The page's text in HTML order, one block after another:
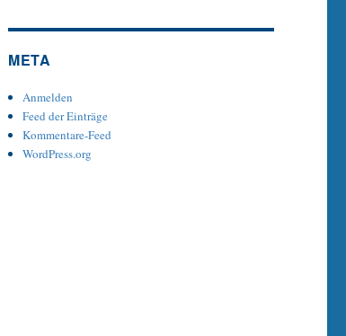
META
Anmelden
Feed der Einträge
Kommentare-Feed
WordPress.org